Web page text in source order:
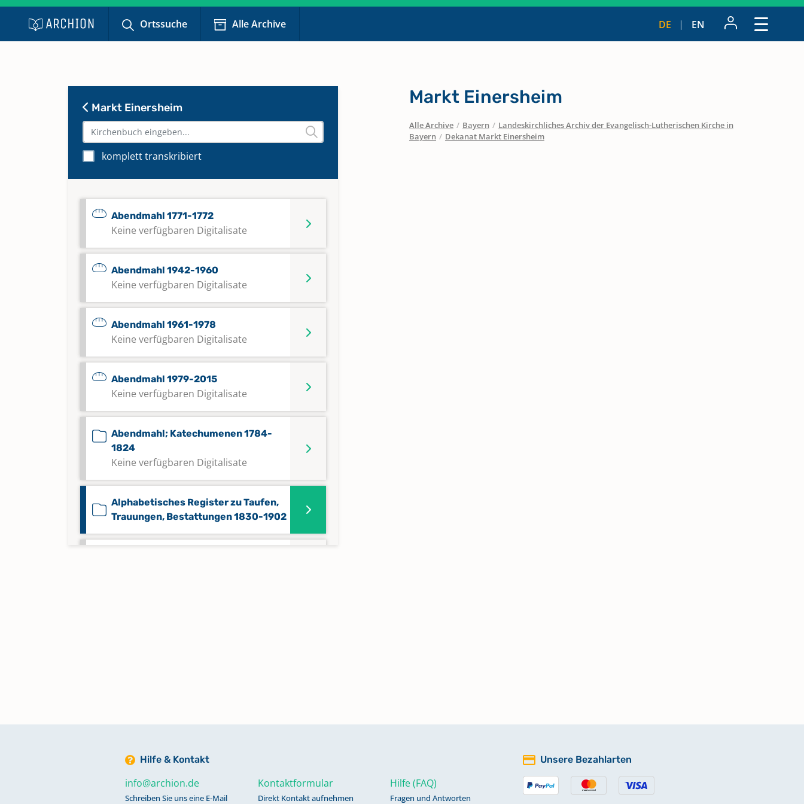
Ortssuche Alle Archive DE EN
Markt Einersheim
komplett transkribiert
Abendmahl 1771-1772
Keine verfügbaren Digitalisate
Abendmahl 1942-1960
Keine verfügbaren Digitalisate
Abendmahl 1961-1978
Keine verfügbaren Digitalisate
Abendmahl 1979-2015
Keine verfügbaren Digitalisate
Abendmahl; Katechumenen 1784-
1824
Keine verfügbaren Digitalisate
Alphabetisches Register zu Taufen,
Trauungen, Bestattungen 1830-1902
Markt Einersheim
Alle Archive / Bayern / Landeskirchliches Archiv der Evangelisch-Lutherischen Kirche in
Bayern / Dekanat Markt Einersheim
Hilfe & Kontakt
info@archion.de
Schreiben Sie uns eine E-Mail
Kontaktformular
Direkt Kontakt aufnehmen
Hilfe (FAQ)
Fragen und Antworten
Unsere Bezahlarten